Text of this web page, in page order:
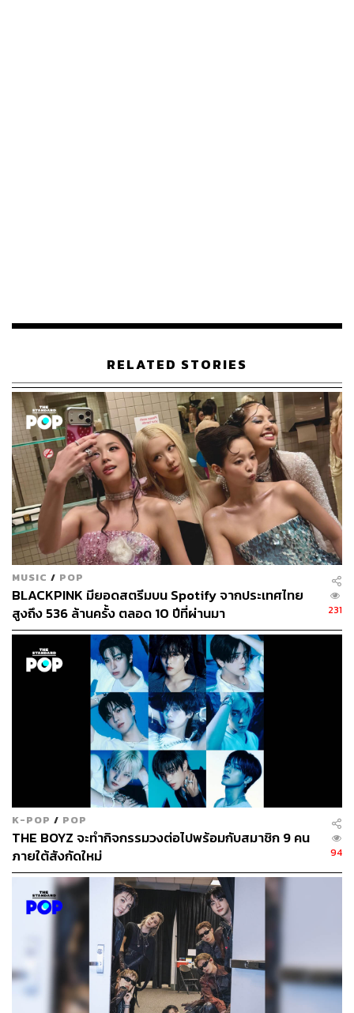
Chapter 4 Roadของ G.O.D ที่เคยทำสถิติไว้เมื่อปี 2001นับ
และความนิยมของ EXO ได้เป็นอย่างดี
EXO คว้ารางวัลแดซังจากงาน MAMA ติดกันถึง 5 ปี
ซ้อน
รางวัลแดซังนับเป็นรางวัลสูงสุดจากเวทีต่างๆ ในเกาหลีใต้ ซึ่ง
นับเป็นอีกหนึ่งรางวัลที่สามารถการันตีความสำเร็จของศิลปิน
ที่ได้รับรางวัลนั้นได้เป็นอย่างดี​​ โดย EXO สามารถคว้ารางวัล
แดซังครั้งแรกในปี 2013 หลังจากเดบิวต์มาเพียง 1 ปี
ในปีแรก EXO กวาดรางวัลแดซังไปได้ถึง 3 เวที ด้วยรางวัล
อัลบั้มแห่งปีจากงาน MAMA, รางวัลเพลงแห่งปีจากงาน MMA
RELATED STORIES
MUSIC / POP
BLACKPINK มียอดสตรีมบน Spotify จากประเทศไทย
สูงถึง 536 ล้านครั้ง ตลอด 10 ปีที่ผ่านมา
231
K-POP / POP
THE BOYZ จะทำกิจกรรมวงต่อไปพร้อมกับสมาชิก 9 คน
ภายใต้สังกัดใหม่
94